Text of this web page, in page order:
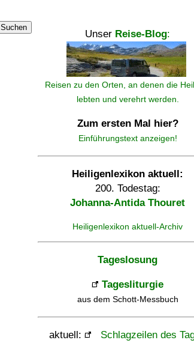
Suchen
Unser Reise-Blog:
Reisen zu den Orten, an denen die
lebten und verehrt werden.
Zum ersten Mal hier?
Einführungstext anzeigen!
Heiligenlexikon aktuell:
200. Todestag:
Johanna-Antida Thouret
Heiligenlexikon aktuell-Archiv
Tageslosung
Tagesliturgie
aus dem Schott-Messbuch
aktuell:
Schlagzeilen des